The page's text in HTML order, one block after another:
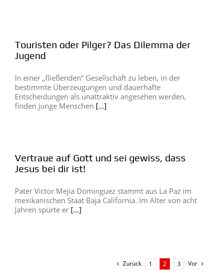
Touristen oder Pilger? Das Dilemma der
Jugend
In einer „fließenden“ Gesellschaft zu leben, in der
bestimmte Überzeugungen und dauerhafte
Entscheidungen als unattraktiv angesehen werden,
finden junge Menschen [...]
Vertraue auf Gott und sei gewiss, dass
Jesus bei dir ist!
Pater Victor Mejia Dominguez stammt aus La Paz im
mexikanischen Staat Baja California. Im Alter von acht
Jahren spürte er [...]
Zurück 1 2 3 Vor